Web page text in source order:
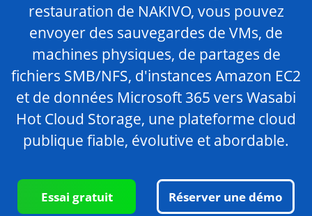
restauration de NAKIVO, vous pouvez
envoyer des sauvegardes de VMs, de
machines physiques, de partages de
fichiers SMB/NFS, d'instances Amazon EC2
et de données Microsoft 365 vers Wasabi
Hot Cloud Storage, une plateforme cloud
publique fiable, évolutive et abordable.
Essai gratuit Réserver une démo